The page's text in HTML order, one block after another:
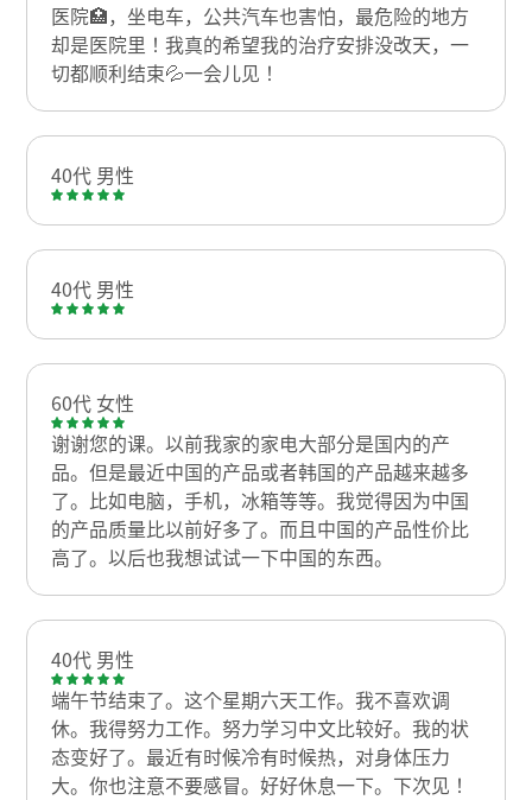
医院🏥，坐电车，公共汽车也害怕，最危险的地方
却是医院里！我真的希望我的治疗安排没改天，一
切都顺利结束💦一会儿见！
40代 男性
40代 男性
60代 女性
谢谢您的课。以前我家的家电大部分是国内的产
品。但是最近中国的产品或者韩国的产品越来越多
了。比如电脑，手机，冰箱等等。我觉得因为中国
的产品质量比以前好多了。而且中国的产品性价比
高了。以后也我想试试一下中国的东西。
40代 男性
端午节结束了。这个星期六天工作。我不喜欢调
休。我得努力工作。努力学习中文比较好。我的状
态变好了。最近有时候冷有时候热，对身体压力
大。你也注意不要感冒。好好休息一下。下次见！